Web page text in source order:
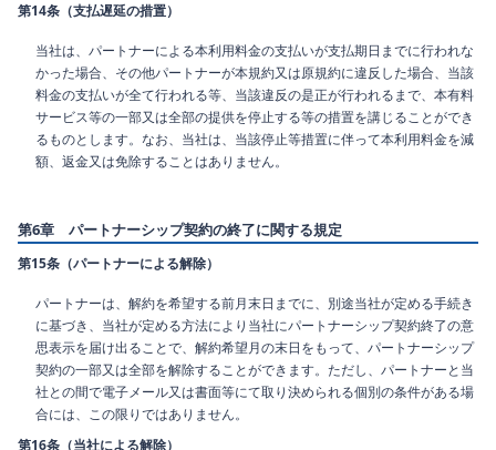
第14条（支払遅延の措置）
当社は、パートナーによる本利用料金の支払いが支払期日までに行われな
かった場合、その他パートナーが本規約又は原規約に違反した場合、当該
料金の支払いが全て行われる等、当該違反の是正が行われるまで、本有料
サービス等の一部又は全部の提供を停止する等の措置を講じることができ
るものとします。なお、当社は、当該停止等措置に伴って本利用料金を減
額、返金又は免除することはありません。
第6章 パートナーシップ契約の終了に関する規定
第15条（パートナーによる解除）
パートナーは、解約を希望する前月末日までに、別途当社が定める手続き
に基づき、当社が定める方法により当社にパートナーシップ契約終了の意
思表示を届け出ることで、解約希望月の末日をもって、パートナーシップ
契約の一部又は全部を解除することができます。ただし、パートナーと当
社との間で電子メール又は書面等にて取り決められる個別の条件がある場
合には、この限りではありません。
第16条（当社による解除）